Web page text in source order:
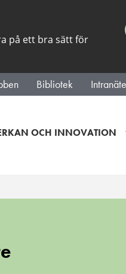
på ett bra sätt för
Bibliotek
OCH INNOVATION